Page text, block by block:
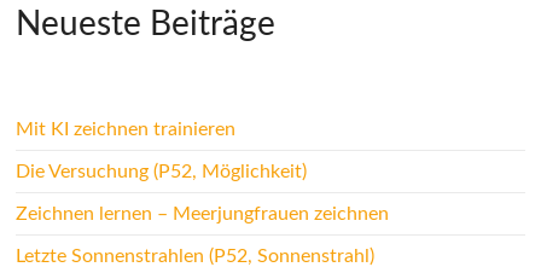
Neueste Beiträge
Mit KI zeichnen trainieren
Die Versuchung (P52, Möglichkeit)
Zeichnen lernen – Meerjungfrauen zeichnen
Letzte Sonnenstrahlen (P52, Sonnenstrahl)